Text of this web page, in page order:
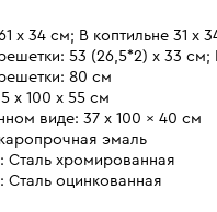
х 34 см; В коптильне 31 х
53 (26,5*2) х 33 см;
80 см
х 100 x 55 см
виде: 37 x 100 x 40 см
эмаль
Сталь хромированная
Сталь оцинкованная